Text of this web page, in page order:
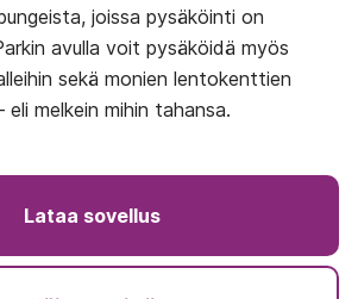
joissa pysäköinti on
avulla voit pysäköidä myös
sekä monien lentokenttien
eli melkein mihin tahansa.
Lataa sovellus